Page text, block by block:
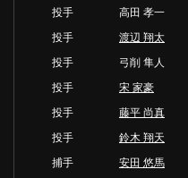
投手
高田 孝一
投手
渡辺 翔太
投手
弓削 隼人
投手
宋 家豪
投手
藤平 尚真
投手
鈴木 翔天
捕手
安田 悠馬